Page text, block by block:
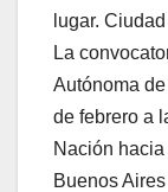
lugar.
La
Autónoma
de febrero a
Nación
Buenos Aires